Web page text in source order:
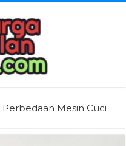
Perbedaan Mesin Cuci